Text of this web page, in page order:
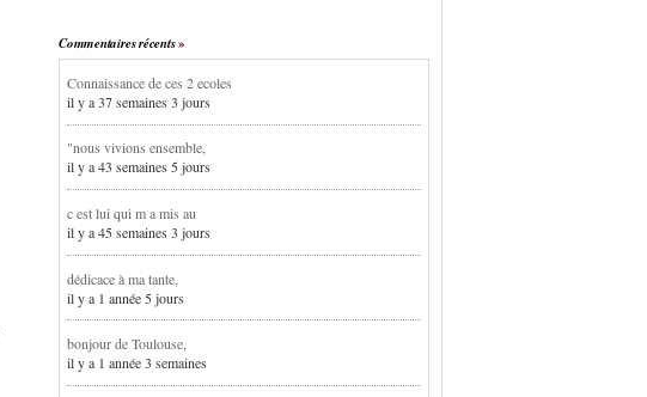
Commentaires récents
Connaissance de ces 2 ecoles
il y a 37 semaines 3 jours
"nous vivions ensemble,
il y a 43 semaines 5 jours
c est lui qui m a mis au
il y a 45 semaines 3 jours
dédicace à ma tante,
il y a 1 année 5 jours
bonjour de Toulouse,
il y a 1 année 3 semaines